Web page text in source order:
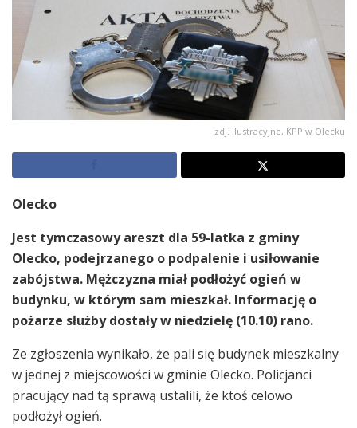
zdj. ilustracyjne, KPP w Olecku
Olecko
Jest tymczasowy areszt dla 59-latka z gminy
Olecko, podejrzanego o podpalenie i usiłowanie
zabójstwa. Mężczyzna miał podłożyć ogień w
budynku, w którym sam mieszkał. Informację o
pożarze służby dostały w niedzielę (10.10) rano.
Ze zgłoszenia wynikało, że pali się budynek mieszkalny
w jednej z miejscowości w gminie Olecko. Policjanci
pracujący nad tą sprawą ustalili, że ktoś celowo
podłożył ogień.